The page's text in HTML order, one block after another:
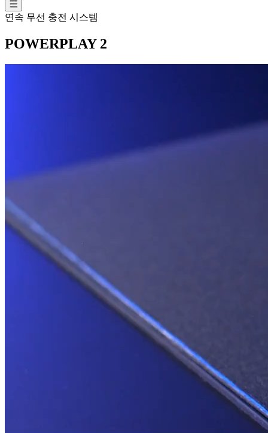
연속 무선 충전 시스템
POWERPLAY 2